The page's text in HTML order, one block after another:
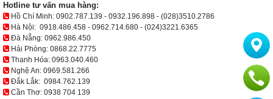
Hotline tư vấn mua hàng:
Hồ Chí Minh: 0902.787.139 - 0932.196.898 - (028)3510.2786
Hà Nội: 0918.486.458 - 0962.714.680 - (024)3221.6365
Đà Nẵng: 0962.986.450
Hải Phòng: 0868.22.7775
Thanh Hóa: 0963.040.460
Nghệ An: 0969.581.266
Đắk Lắk: 0984.762.139
Cần Thơ: 0938 704 139